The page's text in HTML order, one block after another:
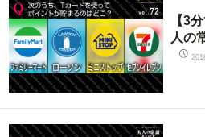
【3
人の